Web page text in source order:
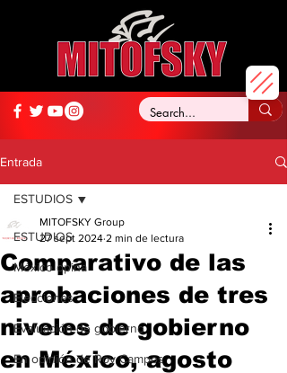
Entrada
ESTUDIOS
México opina
Elecciones
Evaluación de gobierno
En opinión de Roy Campos
ESTUDIOS
Comparativo de las
aprobaciones de tres
niveles de gobierno
en México, agosto
MITOFSKY Group
27 sept 2024 2 min de lectura